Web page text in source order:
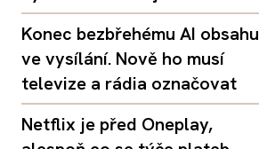
Konec bezbřehému AI obsahu
ve vysílání. Nově ho musí
televize a rádia označovat
Netflix je před Oneplay,